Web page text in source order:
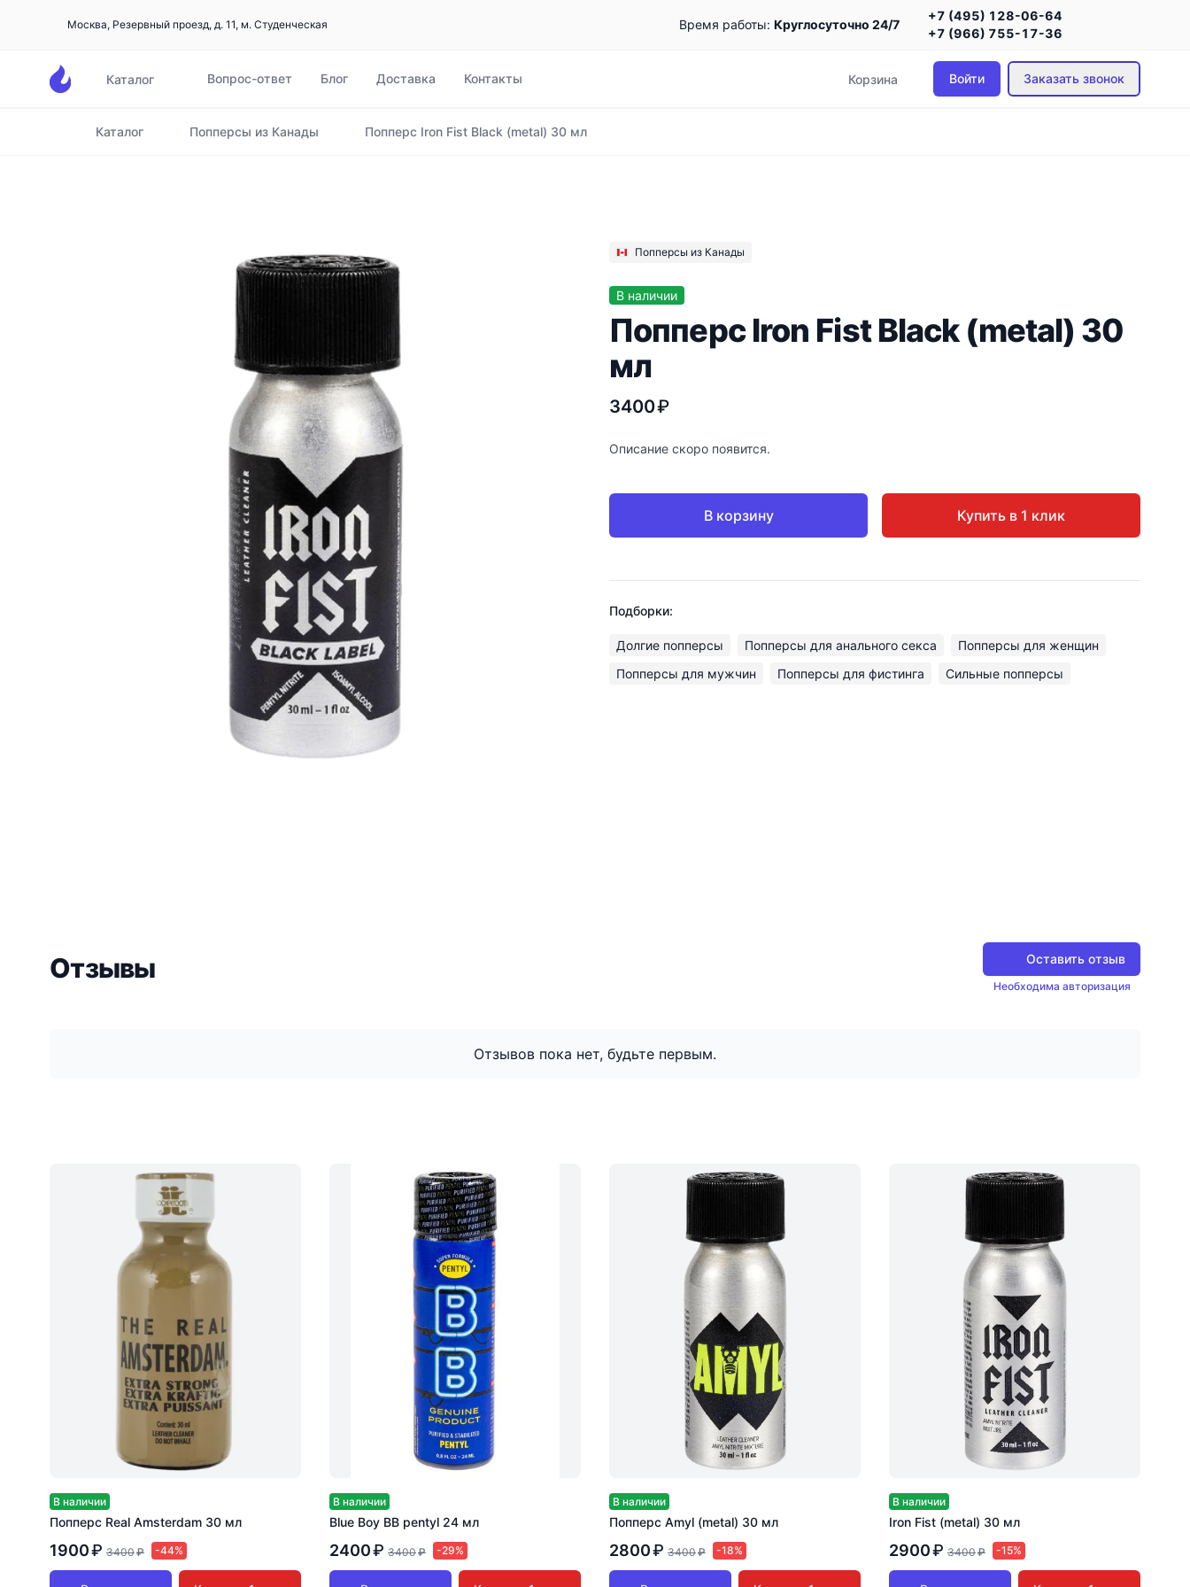
Москва, Резервный проезд, д. 11, м. Студенческая Время работы: Круглосуточно 24/7
+7 (495) 128-06-64
+7 (966) 755-17-36
Каталог Вопрос-ответ Блог Доставка Контакты Корзина Войти Заказать звонок
Главная
Каталог Попперсы из Канады Попперс Iron Fist Black (metal) 30 мл
Попперсы из Канады
В наличии
Попперс Iron Fist Black (metal) 30
мл
3400₽
Описание скоро появится.
В корзину Купить в 1 клик
Подборки:
Долгие попперсы Попперсы для анального секса
Попперсы для женщин
Попперсы для мужчин
Попперсы для фистинга Сильные попперсы
Отзывы Оставить отзыв
Необходима авторизация
Отзывов пока нет, будьте первым.
В наличии
Попперс Real Amsterdam 30 мл
1900₽ 3400₽ -44%
В наличии
Blue Boy BB pentyl 24 мл
2400₽ 3400₽ -29%
В наличии
Попперс Amyl (metal) 30 мл
2800₽ 3400₽ -18%
В наличии
Iron Fist (metal) 30 мл
2900₽ 3400₽ -15%